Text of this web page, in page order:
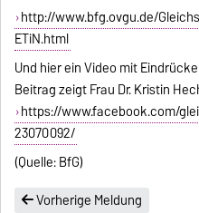
http://www.bfg.ovgu.de/
ETiN.html
Und hier ein Video mit
Beitrag zeigt Frau Dr. Kristin
https://www.facebook.com/
23070092/
(Quelle: BfG)
Vorherige Meldung